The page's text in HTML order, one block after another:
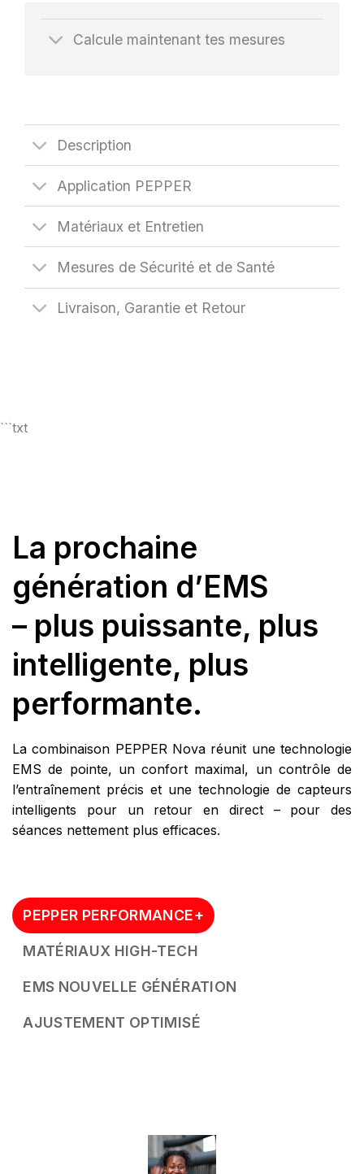
Calcule maintenant tes mesures
Description
Application PEPPER
Matériaux et Entretien
Mesures de Sécurité et de Santé
Livraison, Garantie et Retour
```txt
La prochaine
génération d’EMS
– plus puissante, plus
intelligente, plus
performante.
La combinaison PEPPER Nova réunit une technologie
EMS de pointe, un confort maximal, un contrôle de
l’entraînement précis et une technologie de capteurs
intelligents pour un retour en direct – pour des
séances nettement plus efficaces.
PEPPER PERFORMANCE+
MATÉRIAUX HIGH-TECH
EMS NOUVELLE GÉNÉRATION
AJUSTEMENT OPTIMISÉ